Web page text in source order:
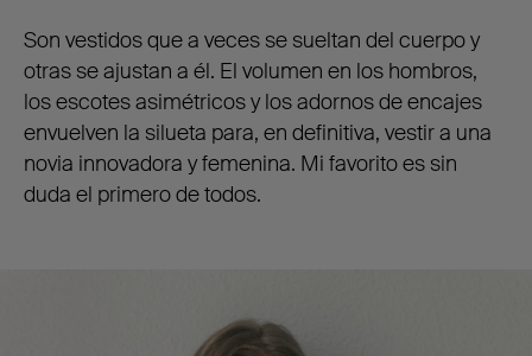
Son vestidos que a veces se sueltan del cuerpo y
otras se ajustan a él. El volumen en los hombros,
los escotes asimétricos y los adornos de encajes
envuelven la silueta para, en definitiva, vestir a una
novia innovadora y femenina. Mi favorito es sin
duda el primero de todos.